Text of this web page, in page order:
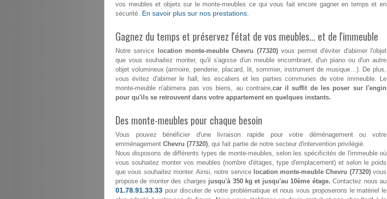
vos meubles et objets sur le monte-meubles ce qui vous fait encore gagner en temps et en
sécurité. En savoir plus sur nos prestations.
Gagnez du temps et préservez l'état de vos meubles... et de l'immeuble
Notre service location monte-meuble Chevru (77320)vous permet d'éviter d'abimer l'objet
que vous souhaitez monter, qu'il s'agisse d'un meuble encombrant, d'un piano ou d'un autre
objet volumineux (armoire, penderie, placard, lit, sommier, instrument de musique…). De plus,
vous évitez d'abimer le hall, les escaliers et les parties communes de votre immeuble. Le
monte-meuble n'abimera pas vos biens, au contraire,car il suffit de les poser sur l'engin
pour qu'ils se retrouvent dans votre appartement en quelques instants.
Des monte-meubles pour chaque besoin
Vous pouvez bénéficier d'une livraison rapide pour votre déménagement ou votre
emménagement Chevru (77320), qui fait partie de notre secteur d'intervention privilégié.
Nous disposons de différents types de monte-meubles, selon les spécificités de l'immeuble où
vous souhaitez monter vos meubles (nombre d'étages, type d'emplacement) et selon le poids
que vous souhaitez monter. Ainsi, notre service location monte-meuble Chevru (77320)vous
propose de monter des charges jusqu'à 350 kg et jusqu'au 10ème étage. Contactez nous au
01.78.91.33.33 pour discuter de votre problématique et nous vous proposerons le matériel le